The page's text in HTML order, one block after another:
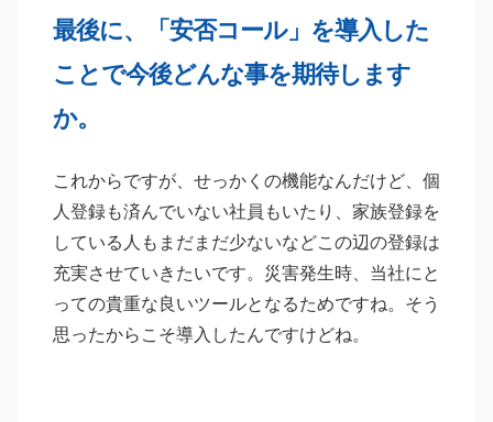
最後に、「安否コール」を導入した
ことで今後どんな事を期待します
か。
これからですが、せっかくの機能なんだけど、個
人登録も済んでいない社員もいたり、家族登録を
している人もまだまだ少ないなどこの辺の登録は
充実させていきたいです。災害発生時、当社にと
っての貴重な良いツールとなるためですね。そう
思ったからこそ導入したんですけどね。